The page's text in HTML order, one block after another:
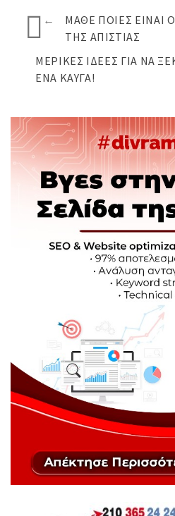
←
ΜΆΘΕ ΠΟΙΕΣ ΕΊΝΑΙ
ΤΗΣ ΑΠΙΣΤΊΑΣ
ΜΕΡΙΚΈΣ ΙΔΈΕΣ ΓΙΑ ΝΑ
ΈΝΑ ΚΑΥΓΆ!